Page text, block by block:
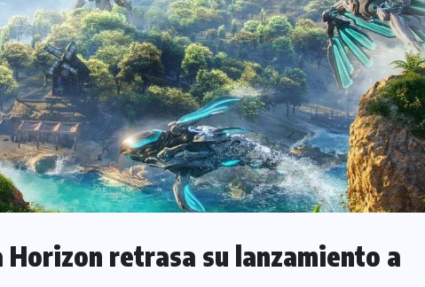
Horizon retrasa su lanzamiento a